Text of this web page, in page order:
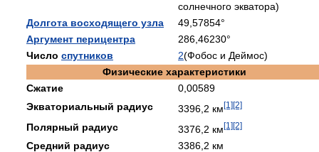
солнечного экватора)
Долгота восходящего узла
49,57854°
Аргумент перицентра
286,46230°
Число спутников 2(Фобос и Деймос)
Физические характеристики
Сжатие
0,00589
Экваториальный радиус
3396,2 км[1][2]
Полярный радиус 3376,2 км[1][2]
Средний радиус
3386,2 км